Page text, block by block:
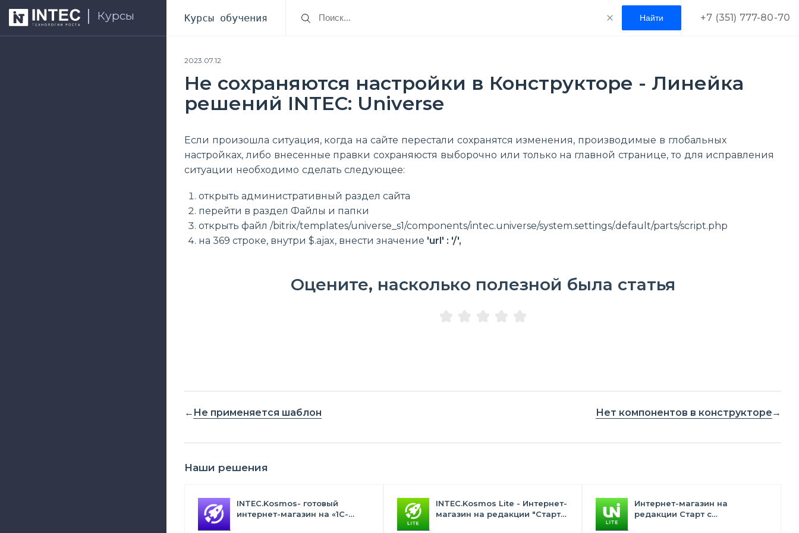
Курсы Курсы обучения +7 (351) 777-80-70
2023.07.12
Не сохраняются настройки в Конструкторе - Линейка
решений INTEC: Universe
Если произошла ситуация, когда на сайте перестали сохранятся изменения, производимые в глобальных
настройках, либо внесенные правки сохраняюстя выборочно или только на главной странице, то для исправления
ситуации необходимо сделать следующее:
открыть административный раздел сайта
перейти в раздел Файлы и папки
открыть файл /bitrix/templates/universe_s1/components/intec.universe/system.settings/.default/parts/script.php
на 369 строке, внутри $.ajax, внести значение 'url' : '/',
Оцените, насколько полезной была статья
Не применяется шаблон Нет компонентов в конструкторе
Наши решения
INTEC.Kosmos- готовый
интернет-магазин на «1С-
INTEC.Kosmos Lite - Интернет-
магазин на редакции "Старт"
Интернет-магазин на
редакции Старт с